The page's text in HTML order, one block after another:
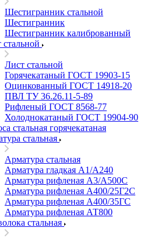
Шестигранник стальной
Шестигранник
Шестигранник калиброванный
стальной
Лист стальной
Горячекатаный ГОСТ 19903-15
Оцинкованный ГОСТ 14918-20
ПВЛ ТУ 36.26.11-5-89
Рифленый ГОСТ 8568-77
Холоднокатаный ГОСТ 19904-90
стальная горячекатаная
стальная
Арматура стальная
Арматура гладкая А1/А240
Арматура рифленая А3/А500С
Арматура рифленая А400/25Г2С
Арматура рифленая А400/35ГС
Арматура рифленая АТ800
стальная